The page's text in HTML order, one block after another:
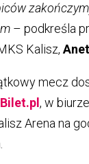
– podkreśla
Kalisz,
mecz
, w
Arena na